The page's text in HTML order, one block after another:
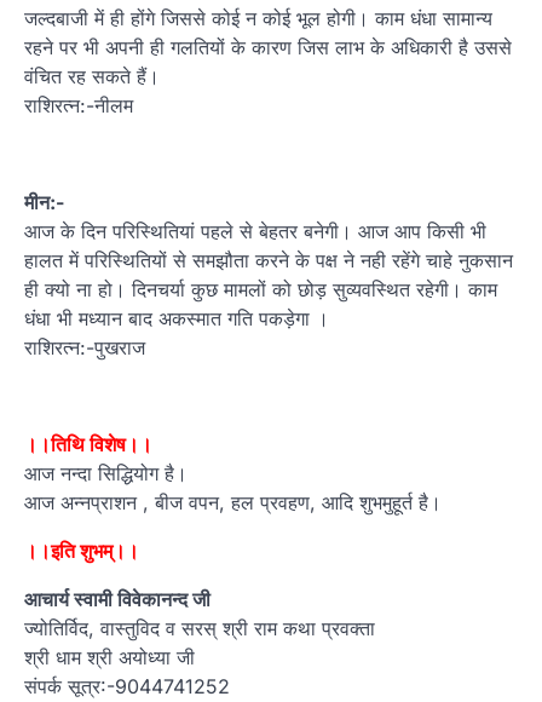
जल्दबाजी में ही होंगे जिससे कोई न कोई भूल होगी। काम धंधा सामान्य
रहने पर भी अपनी ही गलतियों के कारण जिस लाभ के अधिकारी है उससे
वंचित रह सकते हैं।
राशिरत्न:-नीलम
मीन:-
आज के दिन परिस्थितियां पहले से बेहतर बनेगी। आज आप किसी भी
हालत में परिस्थितियों से समझौता करने के पक्ष ने नही रहेंगे चाहे नुकसान
ही क्यो ना हो। दिनचर्या कुछ मामलों को छोड़ सुव्यवस्थित रहेगी। काम
धंधा भी मध्यान बाद अकस्मात गति पकड़ेगा ।
राशिरत्न:-पुखराज
।।तिथि विशेष।।
आज नन्दा सिद्धियोग है।
आज अन्नप्राशन , बीज वपन, हल प्रवहण, आदि शुभमुहूर्त है।
।।इति शुभम्।।
आचार्य स्वामी विवेकानन्द जी
ज्योतिर्विद, वास्तुविद व सरस् श्री राम कथा प्रवक्ता
श्री धाम श्री अयोध्या जी
संपर्क सूत्र:-9044741252